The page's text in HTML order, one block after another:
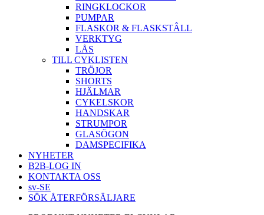
RINGKLOCKOR
PUMPAR
FLASKOR & FLASKSTÂLL
VERKTYG
LÅS
TILL CYKLISTEN
TRÖJOR
SHORTS
HJÄLMAR
CYKELSKOR
HANDSKAR
STRUMPOR
GLASÖGON
DAMSPECIFIKA
NYHETER
B2B-LOG IN
KONTAKTA OSS
sv-SE
SÖK ÅTERFÖRSÄLJARE